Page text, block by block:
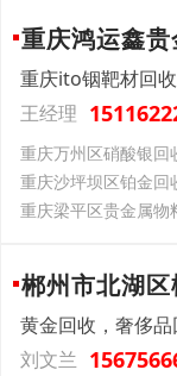
重庆鸿运鑫
重庆ito铟靶材回
王经理
重庆万州区硝酸银回
重庆沙坪坝区铂金回
重庆梁平区贵金属物
郴州市北湖
黄金回收，奢侈
刘文兰